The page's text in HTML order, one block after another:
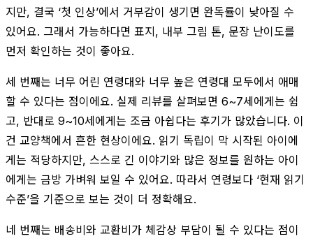
지만, 결국 ‘첫 인상’에서 거부감이 생기면 완독률이 낮아질 수
있어요. 그래서 가능하다면 표지, 내부 그림 톤, 문장 난이도를
먼저 확인하는 것이 좋아요.
세 번째는 너무 어린 연령대와 너무 높은 연령대 모두에서 애매
할 수 있다는 점이에요. 실제 리뷰를 살펴보면 6~7세에게는 쉽
고, 반대로 9~10세에게는 조금 아쉽다는 후기가 많았습니다. 이
건 교양책에서 흔한 현상이에요. 읽기 독립이 막 시작된 아이에
게는 적당하지만, 스스로 긴 이야기와 많은 정보를 원하는 아이
에게는 금방 가벼워 보일 수 있어요. 따라서 연령보다 ‘현재 읽기
수준’을 기준으로 보는 것이 더 정확해요.
네 번째는 배송비와 교환비가 체감상 부담이 될 수 있다는 점이